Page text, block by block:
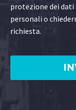
protezione dei
personali o
richiesta.